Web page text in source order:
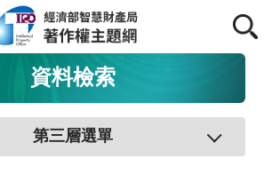
資料檢索
第三層選單